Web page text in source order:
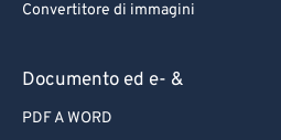
Convertitore di immagini
Documento ed e- &
PDF A WORD